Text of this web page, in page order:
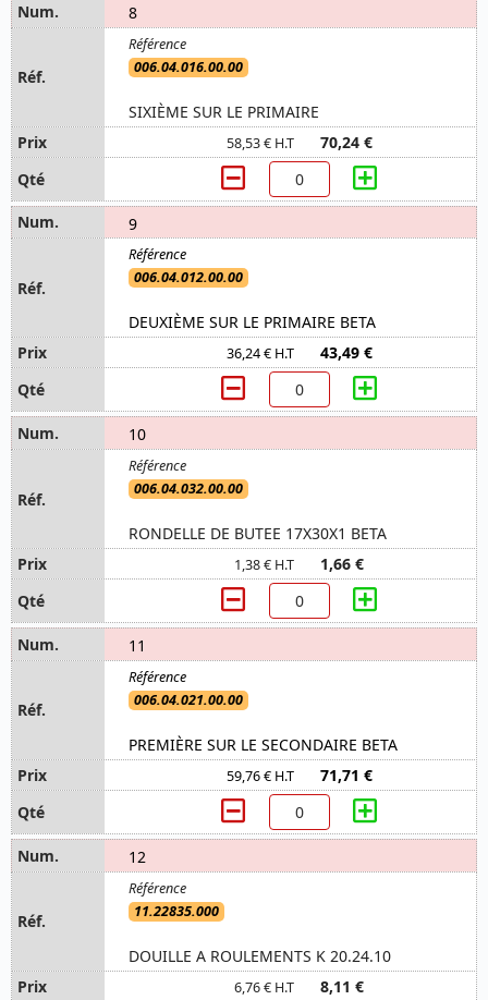
8
006.04.016.00.00
SIXIÈME SUR LE PRIMAIRE
58,53 € H.T 70,24 €
9
006.04.012.00.00
DEUXIÈME SUR LE PRIMAIRE BETA
36,24 € H.T 43,49 €
10
006.04.032.00.00
RONDELLE DE BUTEE 17X30X1 BETA
1,38 € H.T 1,66 €
11
006.04.021.00.00
PREMIÈRE SUR LE SECONDAIRE BETA
59,76 € H.T 71,71 €
12
11.22835.000
DOUILLE A ROULEMENTS K 20.24.10
6,76 € H.T 8,11 €